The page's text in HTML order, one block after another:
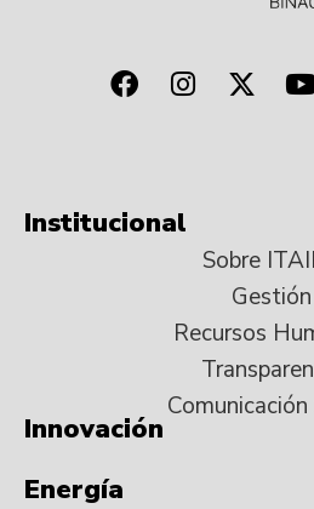
Institucional
Sobre
Gestión
Recursos
Innovación
Energía